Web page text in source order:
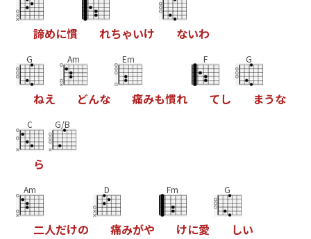
諦めに慣 れちゃいけ ないわ
G
ねえ
Am
どんな
Em
痛みも慣れ
F
てし
G
まうな
C
ら
G/B
Am
二人だけの
D
痛みがや
Fm
けに愛
G
しい